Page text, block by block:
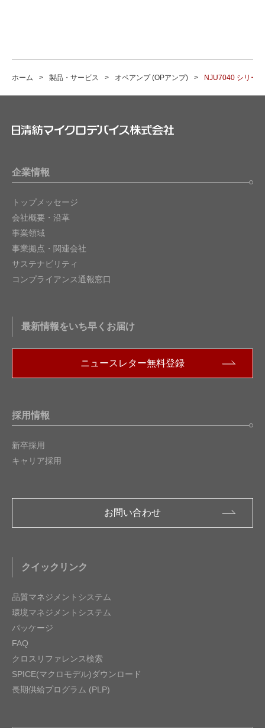
ホーム 製品・サービス オペアンプ (OPアンプ) NJU7040 シリーズ
企業情報
トップメッセージ
会社概要・沿革
事業領域
事業拠点・関連会社
サステナビリティ
コンプライアンス通報窓口
最新情報をいち早くお届け
ニュースレター無料登録
採用情報
新卒採用
キャリア採用
お問い合わせ
クイックリンク
品質マネジメントシステム
環境マネジメントシステム
パッケージ
FAQ
クロスリファレンス検索
SPICE(マクロモデル)ダウンロード
長期供給プログラム (PLP)